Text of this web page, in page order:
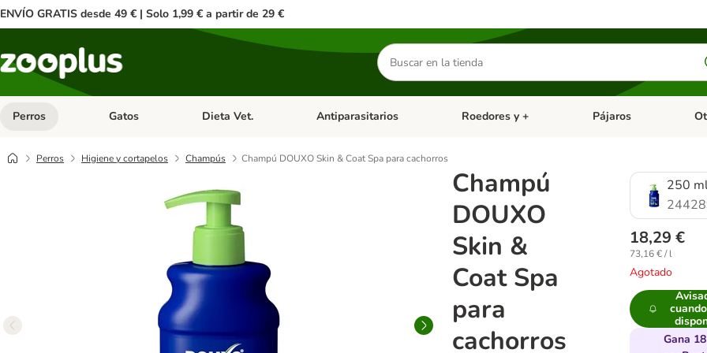
ENVÍO GRATIS desde 49 € | Solo 1,99 € a partir de 29 €
Buscar
productos
Perros Menú de categoria abierto: Perros
Gatos Menú de categoria abierto: Gatos
Dieta Vet. Menú de categoria abierto: Dieta Vet.
Antiparasitarios Menú de categoria abierto: Antiparasitarios
Roedores y + Menú de categoria
Pájaros
Perros Higiene y cortapelos Champús Champú DOUXO Skin & Coat Spa para cachorros
Champú
DOUXO
Skin &
Coat Spa
para
cachorros
250
18,29 €
73,16 € / l
Agotado
Gana 18